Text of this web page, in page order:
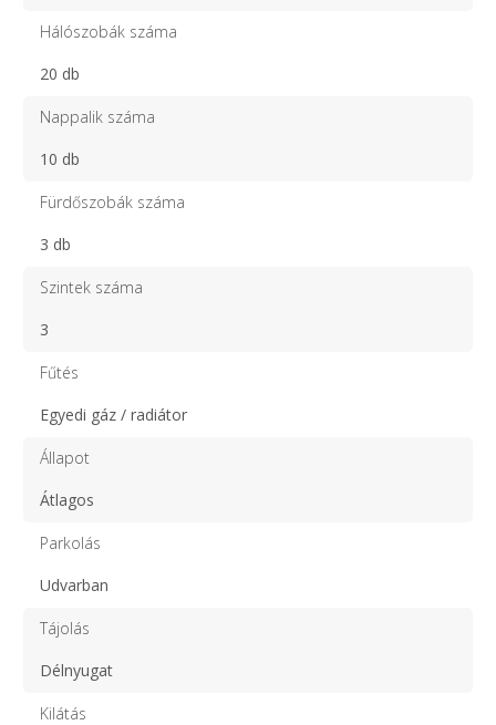
Hálószobák száma
20 db
Nappalik száma
10 db
Fürdőszobák száma
3 db
Szintek száma
3
Fűtés
Egyedi gáz / radiátor
Állapot
Átlagos
Parkolás
Udvarban
Tájolás
Délnyugat
Kilátás